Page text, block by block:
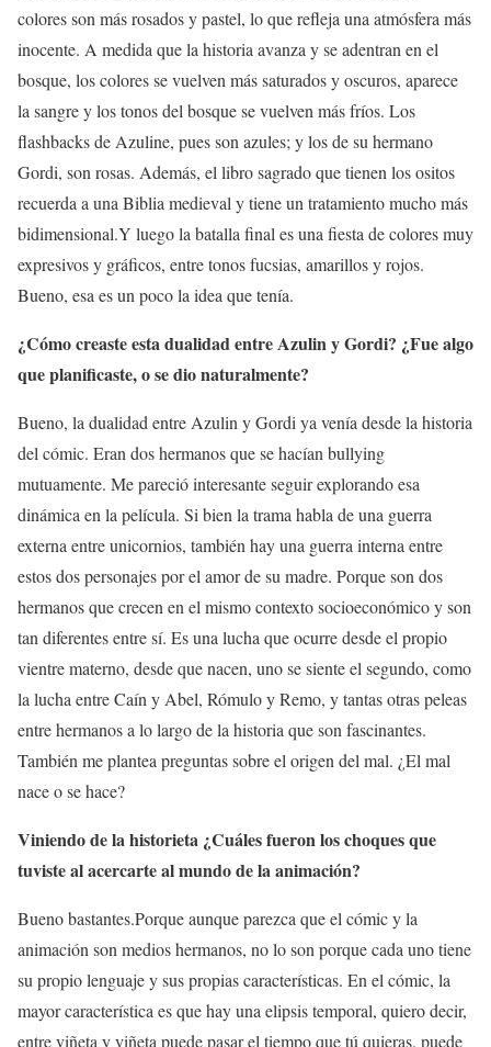
colores son más rosados y pastel, lo que refleja una atmósfera más
inocente. A medida que la historia avanza y se adentran en el
bosque, los colores se vuelven más saturados y oscuros, aparece
la sangre y los tonos del bosque se vuelven más fríos. Los
flashbacks de Azuline, pues son azules; y los de su hermano
Gordi, son rosas. Además, el libro sagrado que tienen los ositos
recuerda a una Biblia medieval y tiene un tratamiento mucho más
bidimensional.Y luego la batalla final es una fiesta de colores muy
expresivos y gráficos, entre tonos fucsias, amarillos y rojos.
Bueno, esa es un poco la idea que tenía.
¿Cómo creaste esta dualidad entre Azulin y Gordi? ¿Fue algo
que planificaste, o se dio naturalmente?
Bueno, la dualidad entre Azulin y Gordi ya venía desde la historia
del cómic. Eran dos hermanos que se hacían bullying
mutuamente. Me pareció interesante seguir explorando esa
dinámica en la película. Si bien la trama habla de una guerra
externa entre unicornios, también hay una guerra interna entre
estos dos personajes por el amor de su madre. Porque son dos
hermanos que crecen en el mismo contexto socioeconómico y son
tan diferentes entre sí. Es una lucha que ocurre desde el propio
vientre materno, desde que nacen, uno se siente el segundo, como
la lucha entre Caín y Abel, Rómulo y Remo, y tantas otras peleas
entre hermanos a lo largo de la historia que son fascinantes.
También me plantea preguntas sobre el origen del mal. ¿El mal
nace o se hace?
Viniendo de la historieta ¿Cuáles fueron los choques que
tuviste al acercarte al mundo de la animación?
Bueno bastantes.Porque aunque parezca que el cómic y la
animación son medios hermanos, no lo son porque cada uno tiene
su propio lenguaje y sus propias características. En el cómic, la
mayor característica es que hay una elipsis temporal, quiero decir,
entre viñeta y viñeta puede pasar el tiempo que tú quieras, puede